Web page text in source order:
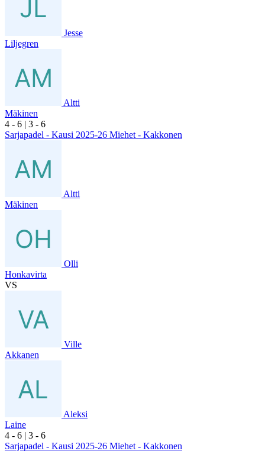
Jesse
Liljegren
Altti
Mäkinen
4 - 6 | 3 - 6
Sarjapadel - Kausi 2025-26 Miehet - Kakkonen
Altti
Mäkinen
Olli
Honkavirta
VS
Ville
Akkanen
Aleksi
Laine
4 - 6 | 3 - 6
Sarjapadel - Kausi 2025-26 Miehet - Kakkonen